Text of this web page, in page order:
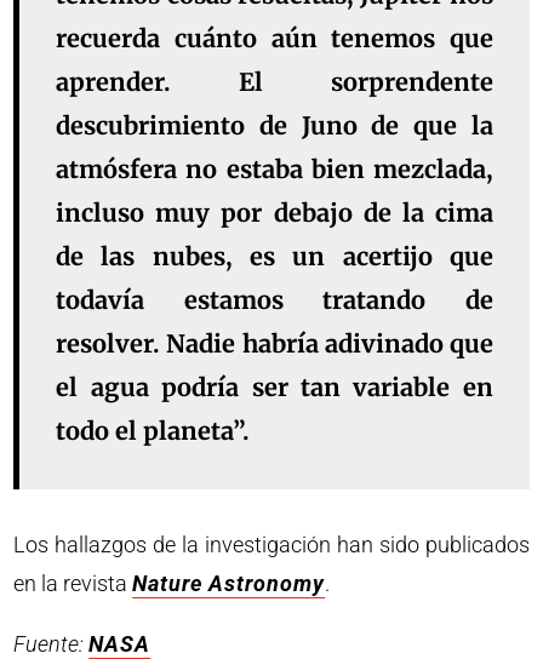
recuerda cuánto aún tenemos que
aprender. El sorprendente
descubrimiento de Juno de que la
atmósfera no estaba bien mezclada,
incluso muy por debajo de la cima
de las nubes, es un acertijo que
todavía estamos tratando de
resolver. Nadie habría adivinado que
el agua podría ser tan variable en
todo el planeta”.
Los hallazgos de la investigación han sido publicados
en la revistaNature Astronomy.
Fuente:NASA